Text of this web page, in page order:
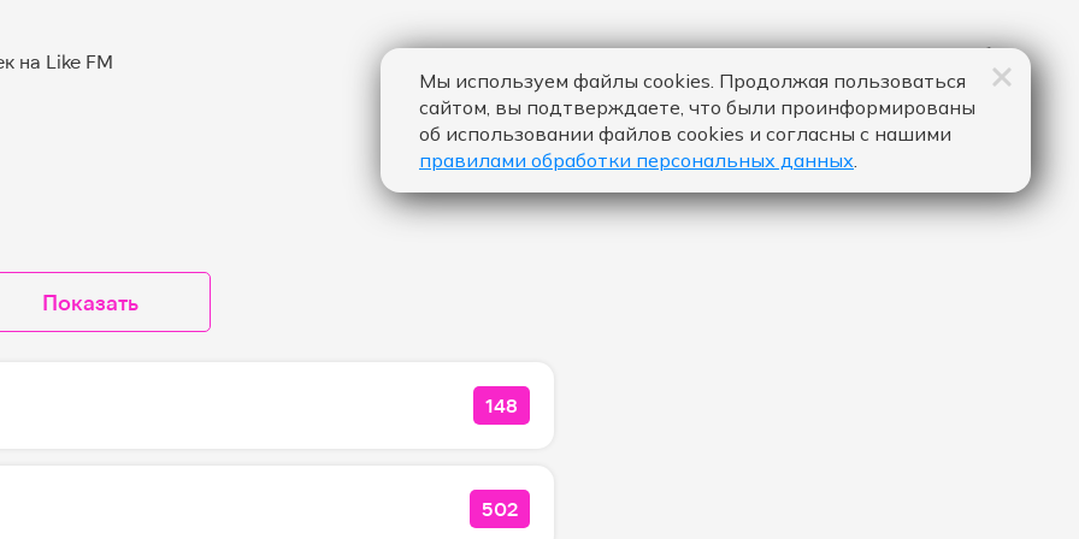
Показать
КОЛИЧЕСТВО ЛАЙКОВ ЗА "МЫСЛИ - ТИМА БЕЛОРУССКИХ":
148
КОЛИЧЕСТВО ЛАЙКОВ ЗА "DANCE... - SLAYYYTER":
502
Мы используем файлы cookies. Продолжая пользоваться
сайтом, вы подтверждаете, что были проинформированы
об использовании файлов cookies и согласны с нашими
правилами обработки персональных данных.